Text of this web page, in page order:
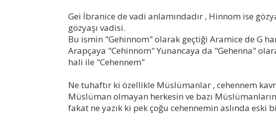
Gei İbranice de vadi anlamındadır , Hinnom ise
gözyaşı vadisi.
Bu ismin "Gehinnom" olarak geçtiği Aramice de G
Arapçaya "Cehinnom" Yunancaya da "Gehenna"
hali ile "Cehennem"
Ne tuhaftır ki özellikle Müslümanlar , cehennem
Müslüman olmayan herkesin ve bazı
fakat ne yazık ki pek çoğu cehennemin aslında